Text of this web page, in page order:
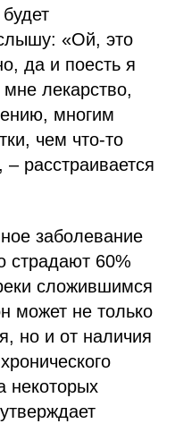
«Ой, это
да и поесть я
лекарство,
многим
чем что-то
расстраивается
заболевание
страдают 60%
сложившимся
может не только
но и от наличия
некоторых